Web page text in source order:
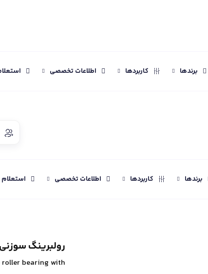
برندها کاربردها اطلاعات تخصصی
برندها کاربردها اطلاعات تخصصی
رولبرینگ سوزنی SKF RNA 4928
roller bearing with